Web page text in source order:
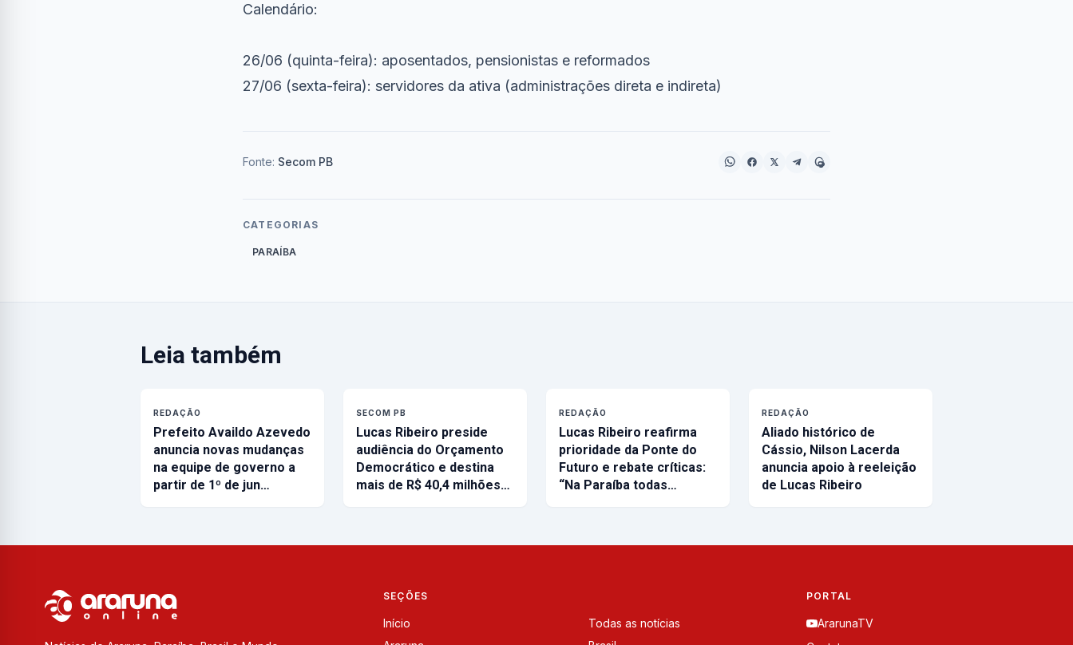
Calendário:
26/06 (quinta-feira): aposentados, pensionistas e reformados
27/06 (sexta-feira): servidores da ativa (administrações direta e indireta)
Fonte: Secom PB
CATEGORIAS
PARAÍBA
Leia também
REDAÇÃO
Prefeito Availdo Azevedo
anuncia novas mudanças
na equipe de governo a
partir de 1º de jun…
SECOM PB
Lucas Ribeiro preside
audiência do Orçamento
Democrático e destina
mais de R$ 40,4 milhões…
REDAÇÃO
Lucas Ribeiro reafirma
prioridade da Ponte do
Futuro e rebate críticas:
“Na Paraíba todas…
REDAÇÃO
Aliado histórico de
Cássio, Nilson Lacerda
anuncia apoio à reeleição
de Lucas Ribeiro
SEÇÕES
Início
Todas as notícias
PORTAL
ArarunaTV